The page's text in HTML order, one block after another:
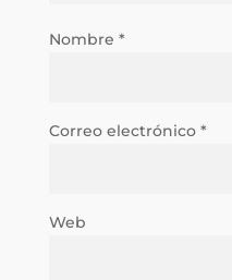
Nombre *
Correo electrónico *
Web